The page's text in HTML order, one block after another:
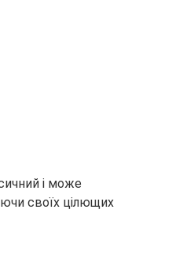
і може
своїх цілющих